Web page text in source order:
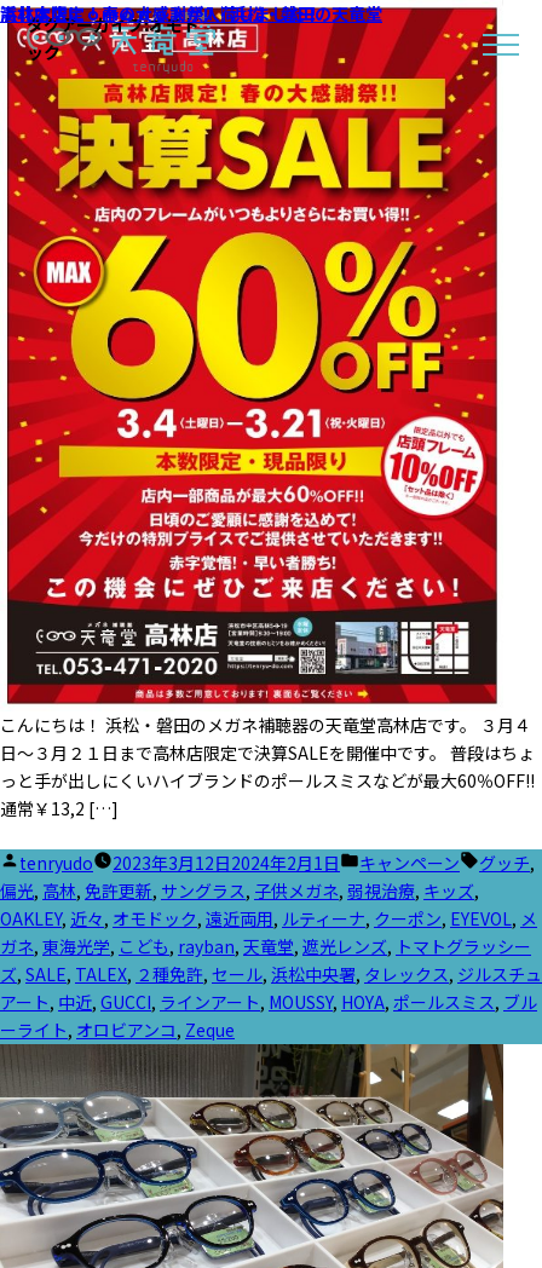
タグアーカイブ:オモド
ック
高林店限定！春の大感謝祭!!｜浜松・磐田の天竜堂
こんにちは！ 浜松・磐田のメガネ補聴器の天竜堂高林店です。 ３月４
日～３月２１日まで高林店限定で決算SALEを開催中です。 普段はちょ
っと手が出しにくいハイブランドのポールスミスなどが最大60％OFF!!
通常￥13,2 […]
投
稿
者:
tenryudo 2023年3月12日2024年2月1日
カ
テ
ゴ
リ
ー:
キャンペーン
タ
グッチ,
偏光, 高林, 免許更新, サングラス, 子供メガネ, 弱視治療, キッズ,
OAKLEY, 近々, オモドック, 遠近両用, ルティーナ, クーポン, EYEVOL, メ
ガネ, 東海光学, こども, rayban, 天竜堂, 遮光レンズ, トマトグラッシー
ズ, SALE, TALEX, ２種免許, セール, 浜松中央署, タレックス, ジルスチュ
アート, 中近, GUCCI, ラインアート, MOUSSY, HOYA, ポールスミス, ブル
ーライト, オロビアンコ, Zeque
浜北本店にｏｍｏｄｏｋが入荷しました！